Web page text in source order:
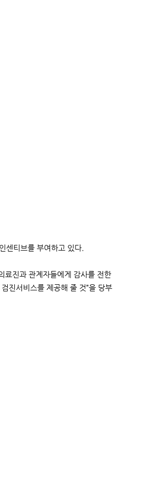
센티브를 부여하고 있다.
료진과 관계자들에게 감사를 전한
진서비스를 제공해 줄 것”을 당부